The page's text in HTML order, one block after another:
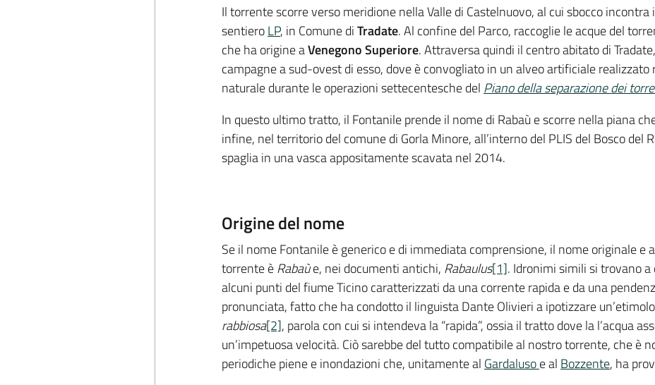
Il torrente scorre verso meridione nella Valle di Castelnuovo, al cui sbocco incontra
sentieroLP, in Comune diTradate. Al confine del Parco, raccoglie le acque del
che ha origine aVenegono Superiore. Attraversa quindi il centro abitato di
campagne a sud-ovest di esso, dove è convogliato in un alveo artificiale
naturale durante le operazioni settecentesche del Piano della separazione dei
In questo ultimo tratto, il Fontanile prende il nome di Rabaù e scorre nella piana
infine, nel territorio del comune di Gorla Minore, all’interno del PLIS del Bosco del
spaglia in una vasca appositamente scavata nel 2014.
Origine del nome
Se il nome Fontanile è generico e di immediata comprensione, il nome originale e
torrente èRabaùe, nei documenti antichi, Rabaulus[1]. Idronimi simili si trovano
alcuni punti del fiume Ticino caratterizzati da una corrente rapida e da una
pronunciata, fatto che ha condotto il linguista Dante Olivieri a ipotizzare
rabbiosa[2], parola con cui si intendeva la “rapida”, ossia il tratto dove la l’acqua
un’impetuosa velocità. Ciò sarebbe del tutto compatibile al nostro torrente, che è
periodiche piene e inondazioni che, unitamente al Gardalusoe al Bozzente, ha